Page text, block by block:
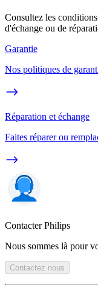
Consultez les
d'échange ou de
Garantie
Nos politiques de
Réparation et échange
Faites réparer ou
Contacter Philips
Nous sommes là pour
Contactez nous